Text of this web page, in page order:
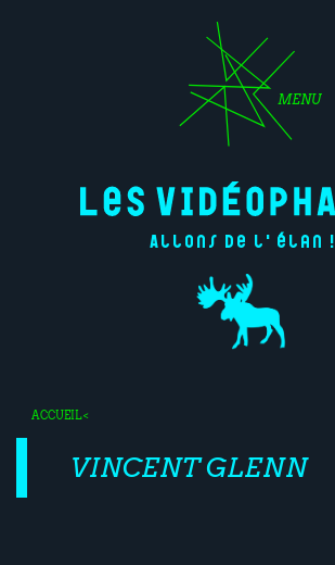
MENU
Allons de l'élan !
ACCUEIL<
VINCENT GLENN